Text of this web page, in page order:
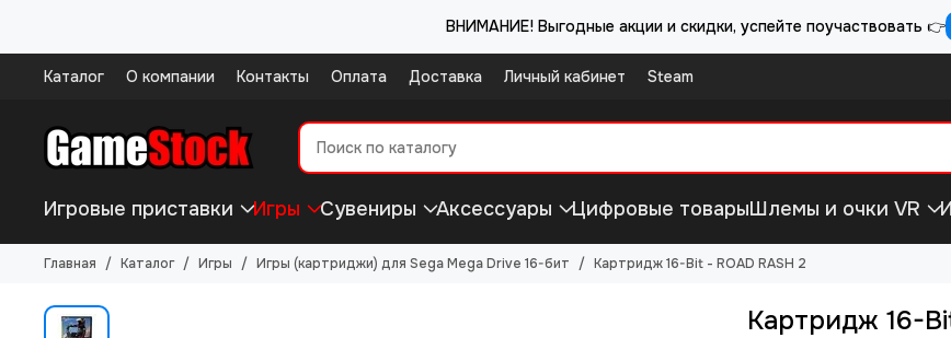
ВНИМАНИЕ! Выгодные акции и скидки, успейте поучаствовать 👉
Каталог О компании Контакты Оплата Доставка Личный кабинет Steam
Игровые приставки Игры Сувениры Аксессуары Цифровые товарыШлемы и очки VR
Главная Каталог Игры Игры (картриджи) для Sega Mega Drive 16-бит Картридж 16-Bit - ROAD RASH 2
Картридж 16-